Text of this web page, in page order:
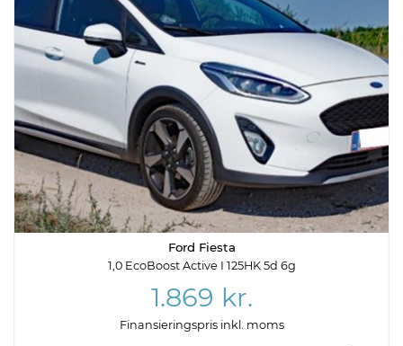
Ford Fiesta
1,0 EcoBoost Active I 125HK 5d 6g
1.869 kr.
Finansieringspris inkl. moms